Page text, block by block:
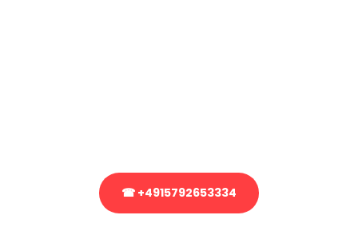
☎ +4915792653334